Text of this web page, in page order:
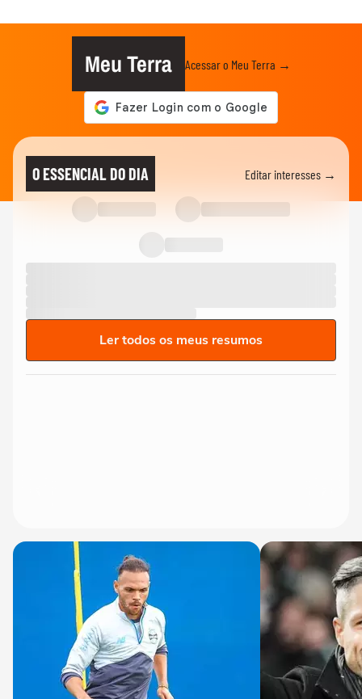
Meu Terra Acessar o Meu Terra →
O ESSENCIAL DO DIA Editar interesses →
Ler todos os meus resumos